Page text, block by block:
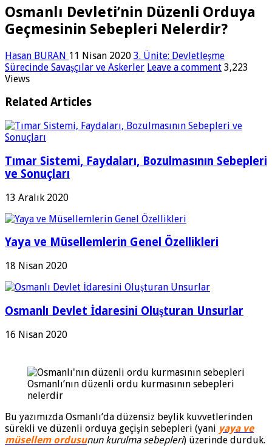
Osmanlı Devleti’nin Düzenli Orduya
Geçmesinin Sebepleri Nelerdir?
Hasan BURAN 11 Nisan 2020 3. Ünite: Devletleşme
Sürecinde Savaşçılar ve Askerler Leave a comment 3,223
Views
Related Articles
Tımar Sistemi, Faydaları, Bozulmasının Sebepleri
ve Sonuçları
13 Aralık 2020
Yaya ve Müsellemlerin Genel Özellikleri
18 Nisan 2020
Osmanlı Devlet İdaresini Oluşturan Unsurlar
16 Nisan 2020
Osmanlı’nın düzenli ordu kurmasının sebepleri
nelerdir
Bu yazımızda Osmanlı’da düzensiz beylik kuvvetlerinden
sürekli ve düzenli orduya geçişin sebepleri (yani yaya ve
müsellem ordusunun kurulma sebepleri) üzerinde durduk.